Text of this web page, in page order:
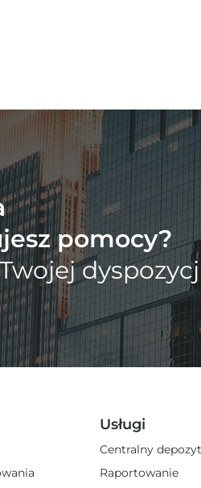
pomocy?
Usługi
Centralny depozyt
Raportowanie